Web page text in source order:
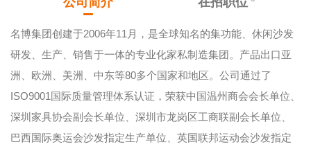
名博集团创建于2006年11月，是全球知名的集功能、休闲沙发
研发、生产、销售于一体的专业化家私制造集团。产品出口亚
洲、欧洲、美洲、中东等80多个国家和地区。公司通过了
ISO9001国际质量管理体系认证，荣获中国温州商会会长单位、
深圳家具协会副会长单位、深圳市龙岗区工商联副会长单位、
巴西国际奥运会沙发指定生产单位、英国联邦运动会沙发指定